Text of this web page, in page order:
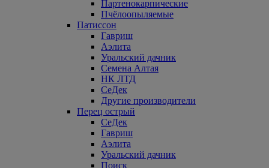
Партенокарпические
Пчёлоопыляемые
Патиссон
Гавриш
Аэлита
Уральский дачник
Семена Алтая
НК ЛТД
СеДек
Другие производители
Перец острый
СеДек
Гавриш
Аэлита
Уральский дачник
Поиск